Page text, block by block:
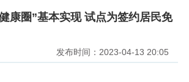
康圈”基本实现 试点为签约居民免
发布时间：2023-04-13 20:05